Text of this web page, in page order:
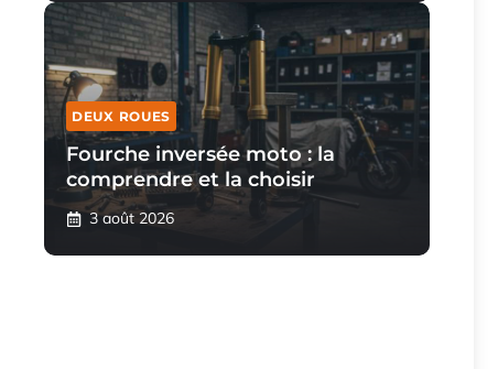
DEUX ROUES
Fourche inversée moto : la
comprendre et la choisir
3 août 2026